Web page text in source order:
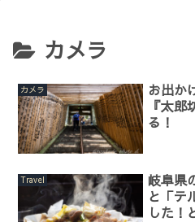
カメラ
カメラ
お出か
『太
る！
Travel
岐阜県
と「テ
した！